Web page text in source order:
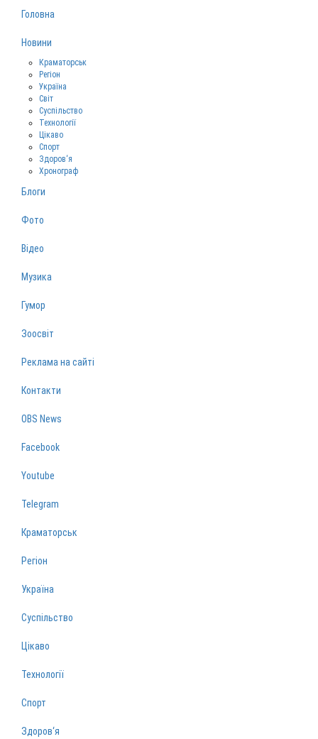
Головна
Новини
Краматорськ
Регіон
Україна
Світ
Суспільство
Технології
Цікаво
Спорт
Здоров‘я
Хронограф
Блоги
Фото
Відео
Музика
Гумор
Зоосвіт
Реклама на сайті
Контакти
OBS News
Facebook
Youtube
Telegram
Краматорськ
Регіон
Україна
Суспільство
Цікаво
Технології
Спорт
Здоров‘я